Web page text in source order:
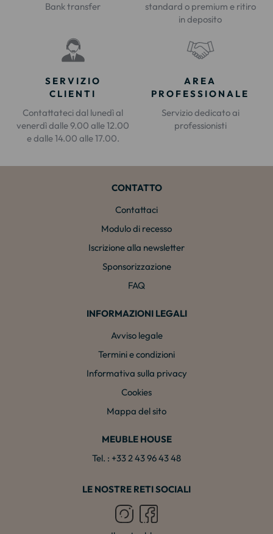
Bank transfer
standard o premium e ritiro
in deposito
SERVIZIO
CLIENTI
Contattateci dal lunedì al
venerdì dalle 9.00 alle 12.00
e dalle 14.00 alle 17.00.
AREA
PROFESSIONALE
Servizio dedicato ai
professionisti
CONTATTO
Contattaci
Modulo di recesso
Iscrizione alla newsletter
Sponsorizzazione
FAQ
INFORMAZIONI LEGALI
Avviso legale
Termini e condizioni
Informativa sulla privacy
Cookies
Mappa del sito
MEUBLE HOUSE
Tel. : +33 2 43 96 43 48
LE NOSTRE RETI SOCIALI